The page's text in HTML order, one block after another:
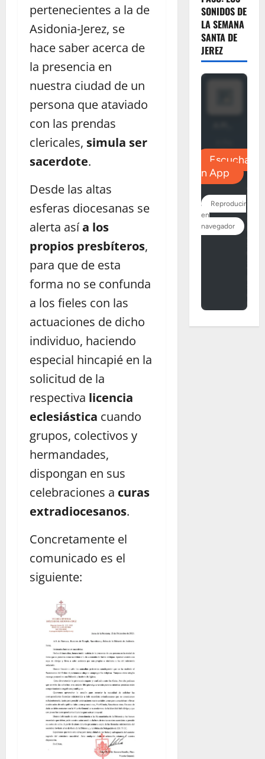
pertenecientes a la de
Asidonia-Jerez, se
hace saber acerca de
la presencia en
nuestra ciudad de un
persona que ataviado
con las prendas
clericales, simula ser
sacerdote.
Desde las altas
esferas diocesanas se
alerta asía los
propios presbíteros,
para que de esta
forma no se confunda
a los fieles con las
actuaciones de dicho
individuo, haciendo
especial hincapié en la
solicitud de la
respectiva licencia
eclesiástica cuando
grupos, colectivos y
hermandades,
dispongan en sus
celebraciones a curas
extradiocesanos.
Concretamente el
comunicado es el
siguiente:
SONIDOS DE
LA SEMANA
SANTA DE
JEREZ